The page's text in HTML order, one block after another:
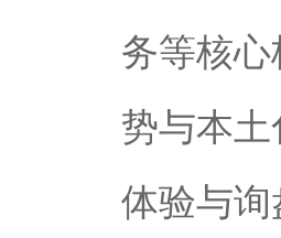
务等核
势与本
体验与